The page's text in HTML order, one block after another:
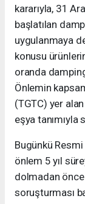
kararıyla, 31
başlatılan
uygulanmaya
konusu
oranda
Önlemin
(TGTC) yer
eşya tanımıyla
Bugünkü
önlem 5 yıl
dolmadan
soruşturması